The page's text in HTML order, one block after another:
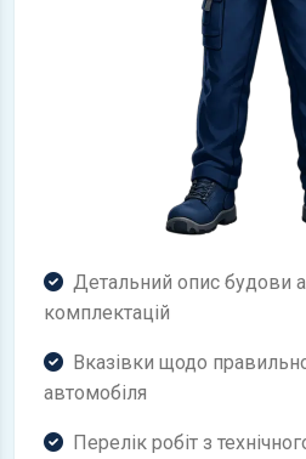
Детальний опис будови
комплектацій
Вказівки щодо
автомобіля
Перелік робіт з